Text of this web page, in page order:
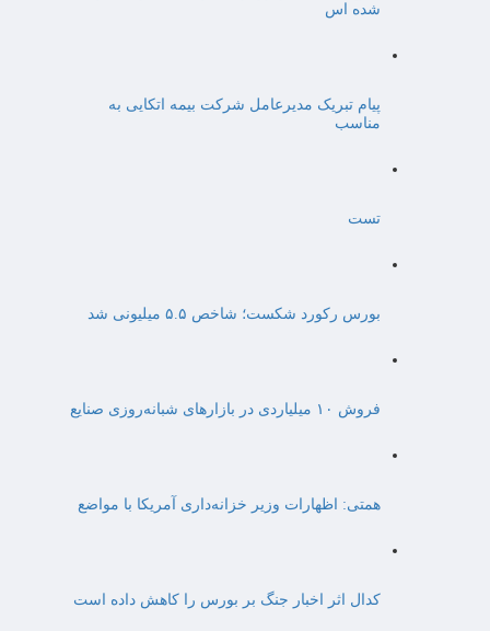
شده اس
پیام تبریک مدیرعامل شرکت بیمه اتکایی به
مناسب
تست
بورس رکورد شکست؛ شاخص ۵.۵ میلیونی شد
فروش ۱۰ میلیاردی در بازارهای شبانه‌روزی صنایع
همتی: اظهارات وزیر خزانه‌داری آمریکا با مواضع
کدال اثر اخبار جنگ بر بورس را کاهش داده است